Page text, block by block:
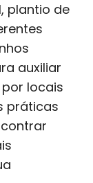
plantio de
auxiliar
locais
práticas